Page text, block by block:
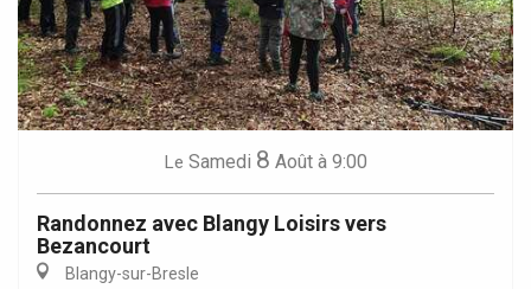
Le Samedi 8 Août à 9:00
Randonnez avec Blangy Loisirs vers
Bezancourt
Blangy-sur-Bresle